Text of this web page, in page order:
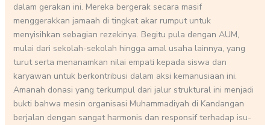
dalam gerakan ini. Mereka bergerak secara masif
menggerakkan jamaah di tingkat akar rumput untuk
menyisihkan sebagian rezekinya. Begitu pula dengan AUM,
mulai dari sekolah-sekolah hingga amal usaha lainnya, yang
turut serta menanamkan nilai empati kepada siswa dan
karyawan untuk berkontribusi dalam aksi kemanusiaan ini.
Amanah donasi yang terkumpul dari jalur struktural ini menjadi
bukti bahwa mesin organisasi Muhammadiyah di Kandangan
berjalan dengan sangat harmonis dan responsif terhadap isu-